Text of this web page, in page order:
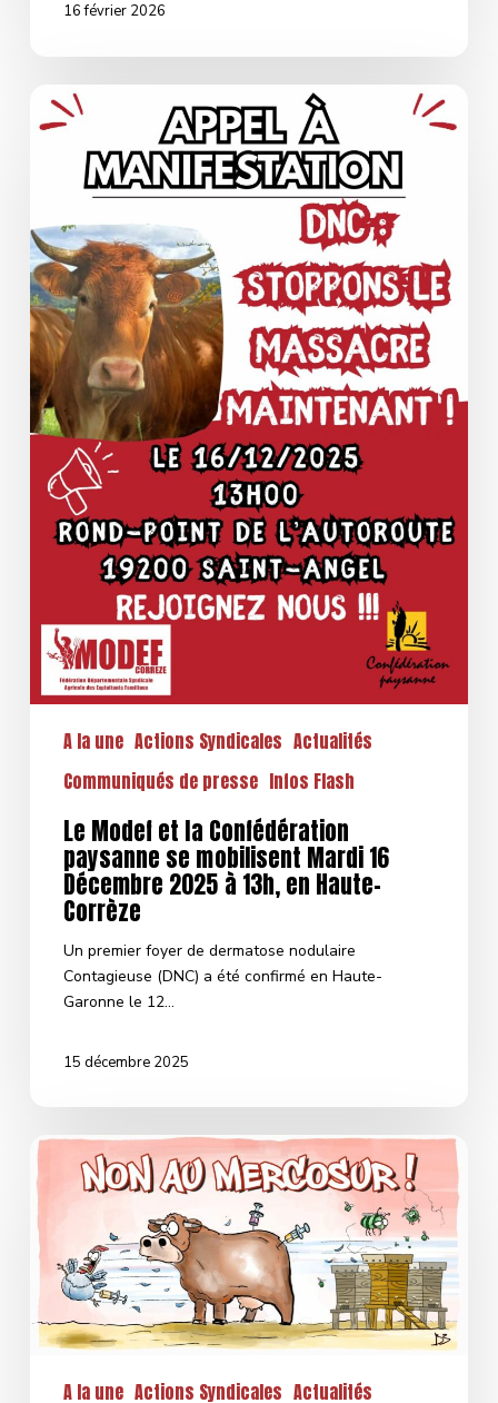
16 février 2026
Modef
Confédération
paysanne
se
mobilisent
Mardi
16
Décembre
2025
à
13h,
Haute-
Corrèze
A la une Actions Syndicales Actualités
Communiqués de presse Infos Flash
Le Modef et la Confédération
paysanne se mobilisent Mardi 16
Décembre 2025 à 13h, en Haute-
Corrèze
Un premier foyer de dermatose nodulaire
Contagieuse (DNC) a été confirmé en Haute-
Garonne le 12…
15 décembre 2025
Toujours
à
UE-
MERCOSUR
A la une Actions Syndicales Actualités